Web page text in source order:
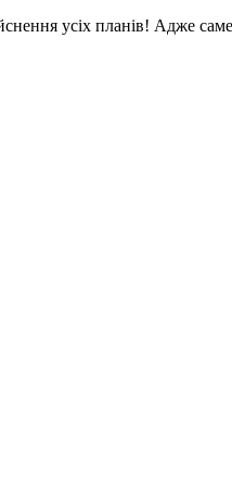
усіх планів! Адже